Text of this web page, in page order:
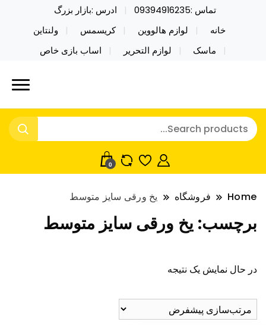
تماس :09394916235
ادرس :بازار بزرگ
خانه
لوازم هالووین کریسمس
ولنتاین
ماسک
لوازم التحریر اساب بازی خاص
نایکر توی فروش عمده لوازم هالووین
ولن تاین کادویی کریسمس اکسسوری
خرید محصولات خاص فیجت اسباب بازی تراول ماگ نایکر
توی فروش عمده لوازم هالووین ولن تاین کادویی
کریسمس اکسسوری ماسک در واردات مستقیم
0
Home فروشگاه یخ ورقی سایز متوسط
برچسب: یخ ورقی سایز متوسط
در حال نمایش یک نتیجه